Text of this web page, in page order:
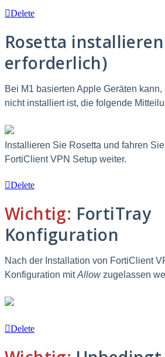
Delete
Rosetta
erforderlich)
Bei M1 basierten Apple Geräten
nicht installiert ist, die folgende
Installieren Sie Rosetta und fahren
FortiClient VPN Setup weiter.
Delete
Wichtig: FortiTray
Konfiguration
Nach der Installation von FortiClient
Konfiguration mitAllowzugelassen
Delete